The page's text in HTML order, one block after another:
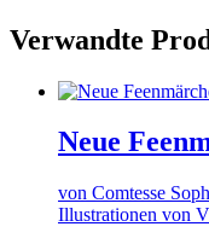
Verwandte
Neue
von Comtesse
Illustrationen von